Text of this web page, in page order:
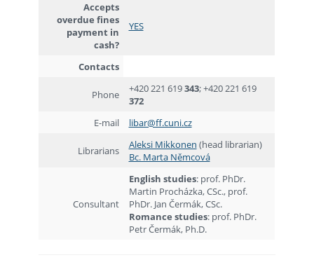
Accepts
overdue fines
payment in
cash?
YES
Contacts
Phone +420 221 619343; +420 221 619
372
E-mail
libar@ff.cuni.cz
Librarians Aleksi Mikkonen (head librarian)
Bc. Marta Němcová
Consultant
English studies: prof. PhDr.
Martin Procházka, CSc., prof.
PhDr. Jan Čermák, CSc.
Romance studies: prof. PhDr.
Petr Čermák, Ph.D.